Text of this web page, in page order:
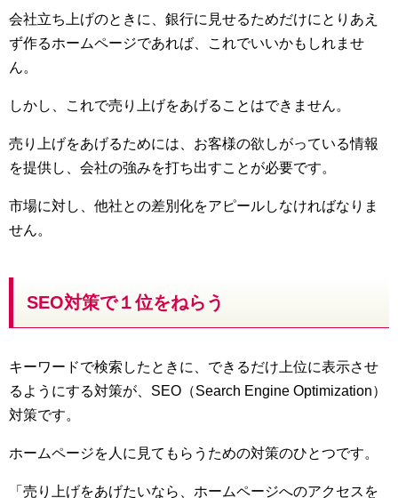
会社立ち上げのときに、銀行に見せるためだけにとりあえ
ず作るホームページであれば、これでいいかもしれませ
ん。
しかし、これで売り上げをあげることはできません。
売り上げをあげるためには、お客様の欲しがっている情報
を提供し、会社の強みを打ち出すことが必要です。
市場に対し、他社との差別化をアピールしなければなりま
せん。
SEO対策で１位をねらう
キーワードで検索したときに、できるだけ上位に表示させ
るようにする対策が、SEO（Search Engine Optimization）
対策です。
ホームページを人に見てもらうための対策のひとつです。
「売り上げをあげたいなら、ホームページへのアクセスを